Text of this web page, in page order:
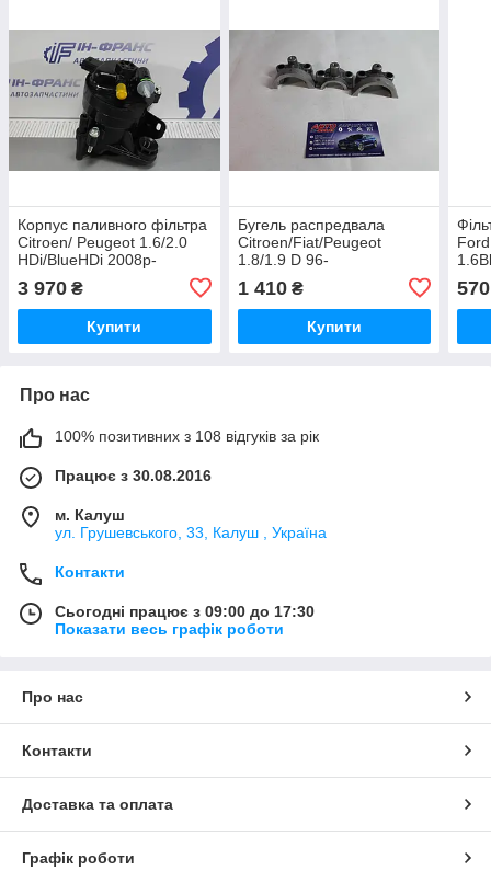
Корпус паливного фільтра
Citroen/ Peugeot 1.6/2.0
HDi/BlueHDi 2008р-
3 970 ₴
Купити
Бугель распредвала
Citroen/Fiat/Peugeot
1.8/1.9 D 96-
1 410₴
Купити
2.0
570
Про нас
100% позитивних з 108 відгуків за рік
Працює з 30.08.2016
м. Калуш
ул. Грушевського, 33, Калуш , Україна
Контакти
Сьогодні працює з 09:00 до 17:30
Показати весь графік роботи
Про нас
Контакти
Доставка та оплата
Графік роботи